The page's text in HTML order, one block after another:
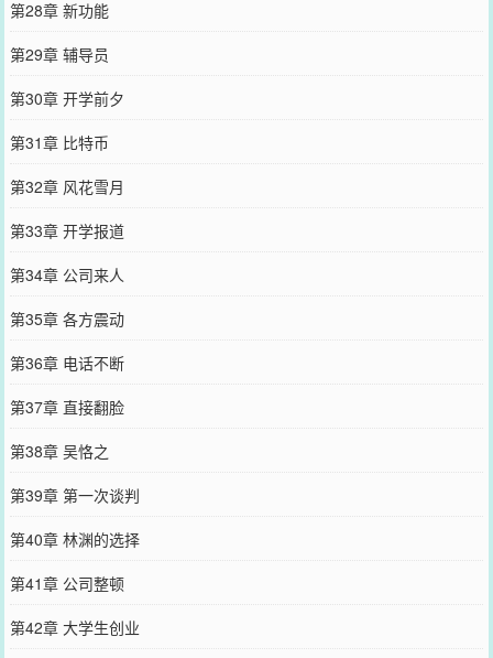
第28章 新功能
第29章 辅导员
第30章 开学前夕
第31章 比特币
第32章 风花雪月
第33章 开学报道
第34章 公司来人
第35章 各方震动
第36章 电话不断
第37章 直接翻脸
第38章 吴恪之
第39章 第一次谈判
第40章 林渊的选择
第41章 公司整顿
第42章 大学生创业